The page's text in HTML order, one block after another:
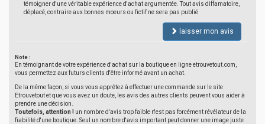
témoigner d'une véritable expérience d'achat argumentée. Tout avis diffamatoire,
déplacé, contraire aux bonnes moeurs ou fictif ne sera pas publié
laisser mon avis
Note :
En témoignant de votre expérience d'achat sur la boutique en ligne etrouvetout.com,
vous permettez aux futurs clients d'être informé avant un achat.
De la même façon, si vous vous apprêtez à effectuer une commande sur le site
Etrouvetout et que vous avez un doute, les avis des autres clients peuvent vous aider à
prendre une décision.
Toutefois, attention ! un nombre d'avis trop faible n'est pas forcément révélateur de la
fiabilité d'une boutique. Seul un nombre d'avis important peut donner une image juste